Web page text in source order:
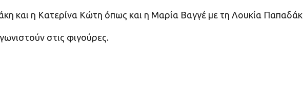
και η Κατερίνα Κώτη όπως και η Μαρία Βαγγέ με τη Λουκία
στις φιγούρες.